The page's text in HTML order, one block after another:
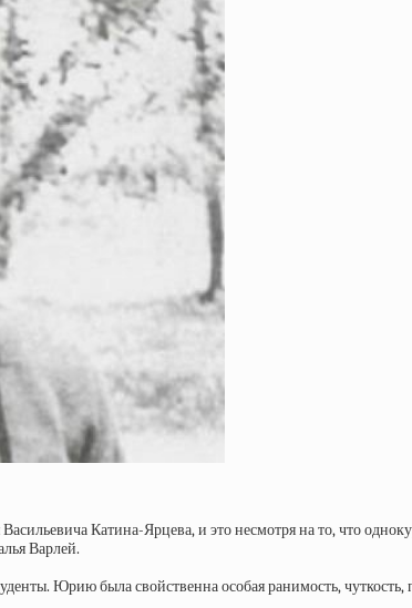
Катина-Ярцева, и это несмотря на то, что
Варлей.
Юрию была свойственна особая ранимость,